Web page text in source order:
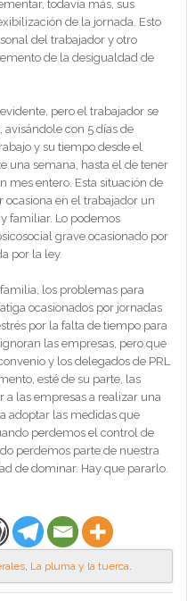
todavía más, sus
de la jornada. Esto
del trabajador y otro
de la desigualdad de
pero el trabajador se
con 5 días de
y su tiempo desde el
una semana, hasta el de tener
mes entero. Esta situación de
en el trabajador un
familiar. Lo podemos
grave ocasionado por
por la ley.
los problemas para
ocasionados por jornadas
por la falta de tiempo para
las empresas, pero que
y los delegados de PRL
esté de su parte, las
a las empresas a realizar una
adoptar las medidas que
perdemos el control de
perdemos parte de nuestra
de dominar. Hay que pararlo.
La pluma y la tuerca